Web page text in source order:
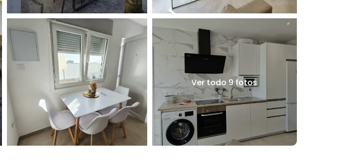
Ver todo 9 fotos